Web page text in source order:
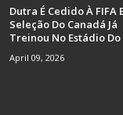
Dutra É Cedido À FIFA
Seleção Do Canadá Já
Treinou No Estádio
April 09, 2026